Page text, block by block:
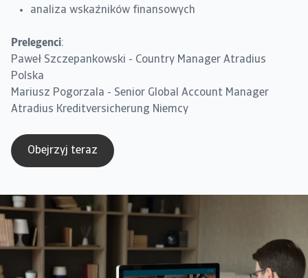
analiza wskaźników finansowych
Prelegenci:
Paweł Szczepankowski - Country Manager Atradius
Polska
Mariusz Pogorzala - Senior Global Account Manager
Atradius Kreditversicherung Niemcy
Obejrzyj teraz